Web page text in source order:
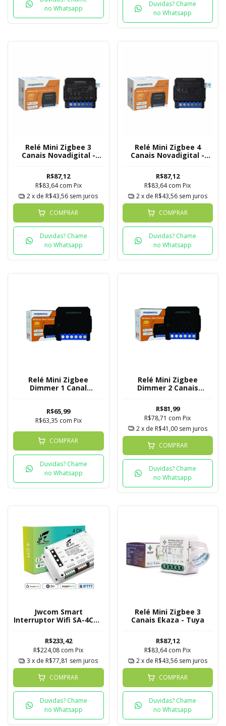
no Whatsapp
Duvidas? Chame
no Whatsapp
Relé Mini Zigbee 3
Canais Novadigital -
R$87,12
R$83,64com Pix
2x de R$43,56 sem juros
COMPRAR
Duvidas? Chame
no Whatsapp
Relé Mini Zigbee 4
Canais Novadigital -
R$87,12
R$83,64com Pix
2x de R$43,56 sem juros
COMPRAR
Duvidas? Chame
no Whatsapp
Relé Mini Zigbee
Dimmer 1 Canal
R$65,99
R$63,35 com Pix
COMPRAR
Duvidas? Chame
no Whatsapp
Relé Mini Zigbee
Dimmer 2 Canais
R$81,99
R$78,71 com Pix
2x de R$41,00 sem juros
COMPRAR
Duvidas? Chame
no Whatsapp
Jwcom Smart
Interruptor Wifi SA-4CH -
R$233,42
R$224,08 com Pix
3 x de R$77,81 sem juros
COMPRAR
Duvidas? Chame
no Whatsapp
Relé Mini Zigbee 3
Canais Ekaza - Tuya
R$87,12
R$83,64com Pix
2x de R$43,56 sem juros
COMPRAR
Duvidas? Chame
no Whatsapp